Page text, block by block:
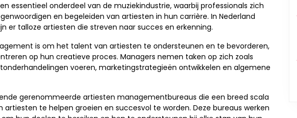
essentieel onderdeel van de muziekindustrie, waarbij professionals zich
en begeleiden van artiesten in hun carrière. In Nederland
er talloze artiesten die streven naar succes en erkenning.
is om het talent van artiesten te ondersteunen en te bevorderen,
op hun creatieve proces. Managers nemen taken op zich zoals
voeren, marketingstrategieën ontwikkelen en algemene
gerenommeerde artiesten managementbureaus die een breed scala
te helpen groeien en succesvol te worden. Deze bureaus werken